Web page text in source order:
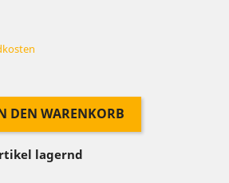
DEN WARENKORB
lagernd